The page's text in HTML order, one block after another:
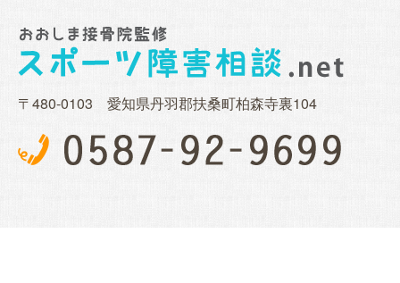
〒480-0103 愛知県丹羽郡扶桑町柏森寺裏104